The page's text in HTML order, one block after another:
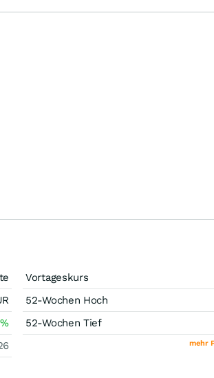
%
Vortageskurs
52-Wochen Hoch
52-Wochen Tief
mehr